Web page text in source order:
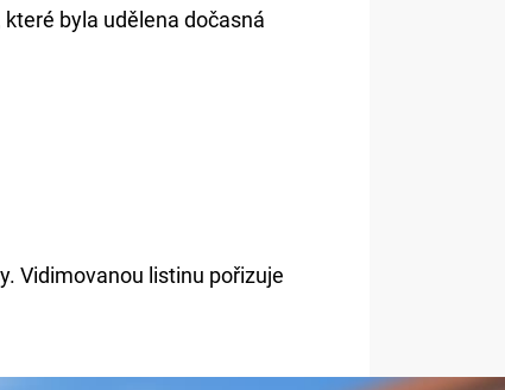
byla udělena dočasná
Vidimovanou listinu pořizuje